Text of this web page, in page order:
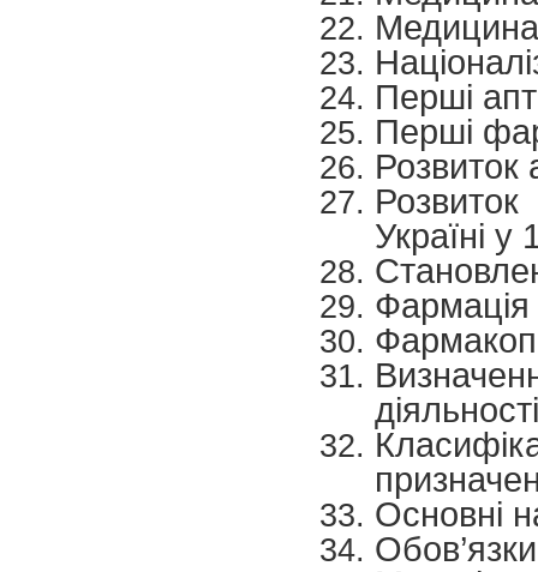
Медицина
Перші
Перші
Розвиток
Україні
Фармація
Основні